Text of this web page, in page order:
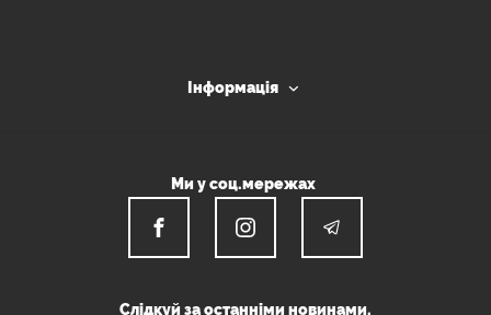
Інформація
Ми у соц.мережах
Слідкуй за останніми новинами.